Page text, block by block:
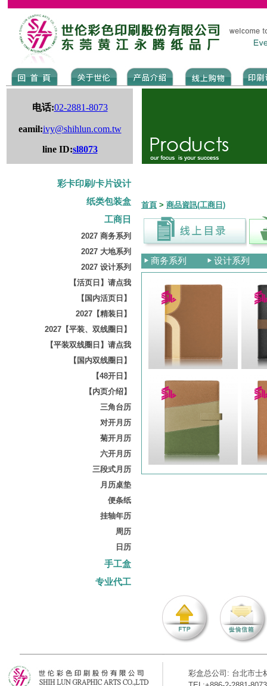
电话:02-2881-8073
eamil:ivy@shihlun.com.tw
line ID:sl8073
彩卡印刷/卡片设计
纸类包装盒
工商日
2027 商务系列
2027 大地系列
2027 设计系列
【活页日】请点我
【国内活页日】
2027【精装日】
2027【平装、双线圈日】
【平装双线圈日】请点我
【国内双线圈日】
【48开日】
【内页介绍】
三角台历
对开月历
菊开月历
六开月历
三段式月历
月历桌垫
便条纸
挂轴年历
周历
日历
手工盒
专业代工
首頁 > 商品資訊(工商日)
商务系列 设计系列
彩盒总公司: 台北市士